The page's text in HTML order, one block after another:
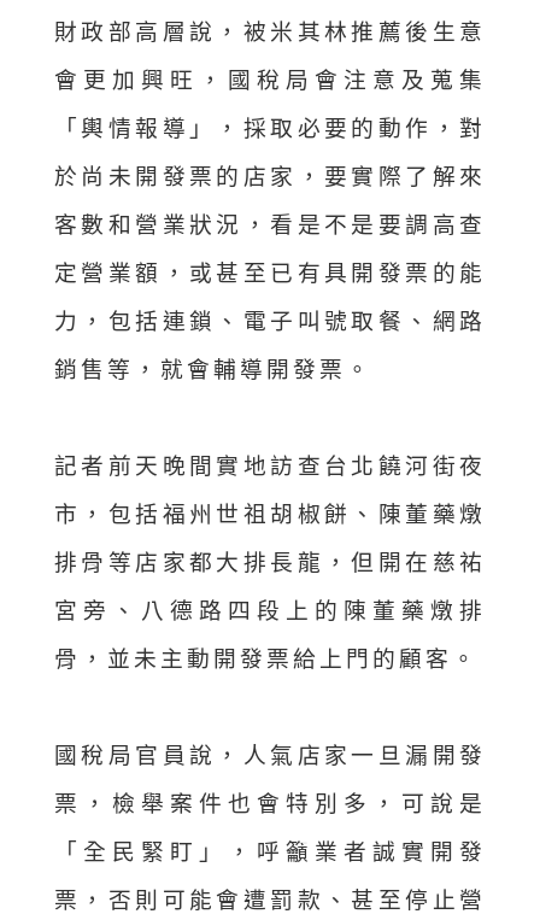
財政部高層說，被米其林推薦後生意
會更加興旺，國稅局會注意及蒐集
「輿情報導」，採取必要的動作，對
於尚未開發票的店家，要實際了解來
客數和營業狀況，看是不是要調高查
定營業額，或甚至已有具開發票的能
力，包括連鎖、電子叫號取餐、網路
銷售等，就會輔導開發票。
記者前天晚間實地訪查台北饒河街夜
市，包括福州世祖胡椒餅、陳董藥燉
排骨等店家都大排長龍，但開在慈祐
宮旁、八德路四段上的陳董藥燉排
骨，並未主動開發票給上門的顧客。
國稅局官員說，人氣店家一旦漏開發
票，檢舉案件也會特別多，可說是
「全民緊盯」，呼籲業者誠實開發
票，否則可能會遭罰款、甚至停止營